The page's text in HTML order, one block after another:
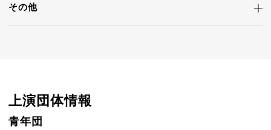
その他
上演団体情報
青年団